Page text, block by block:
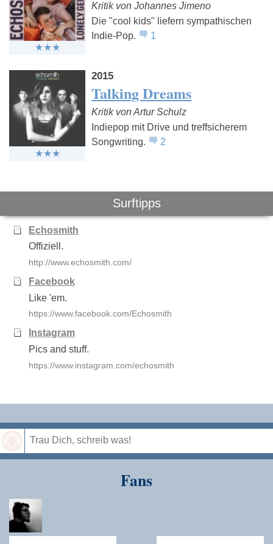
Haiyti Milky Chance
Kritik von Johannes Jimeno
Die "cool kids" liefern sympathischen
Indie-Pop.
1
2015
Talking Dreams
Kritik von Artur Schulz
Indiepop mit Drive und treffsicherem
Songwriting.
2
Surftipps
Echosmith
Offiziell.
http://www.echosmith.com/
Facebook
Like 'em.
https://www.facebook.com/Echosmith
Instagram
Pics and stuff.
https://www.instagram.com/echosmith
Fans